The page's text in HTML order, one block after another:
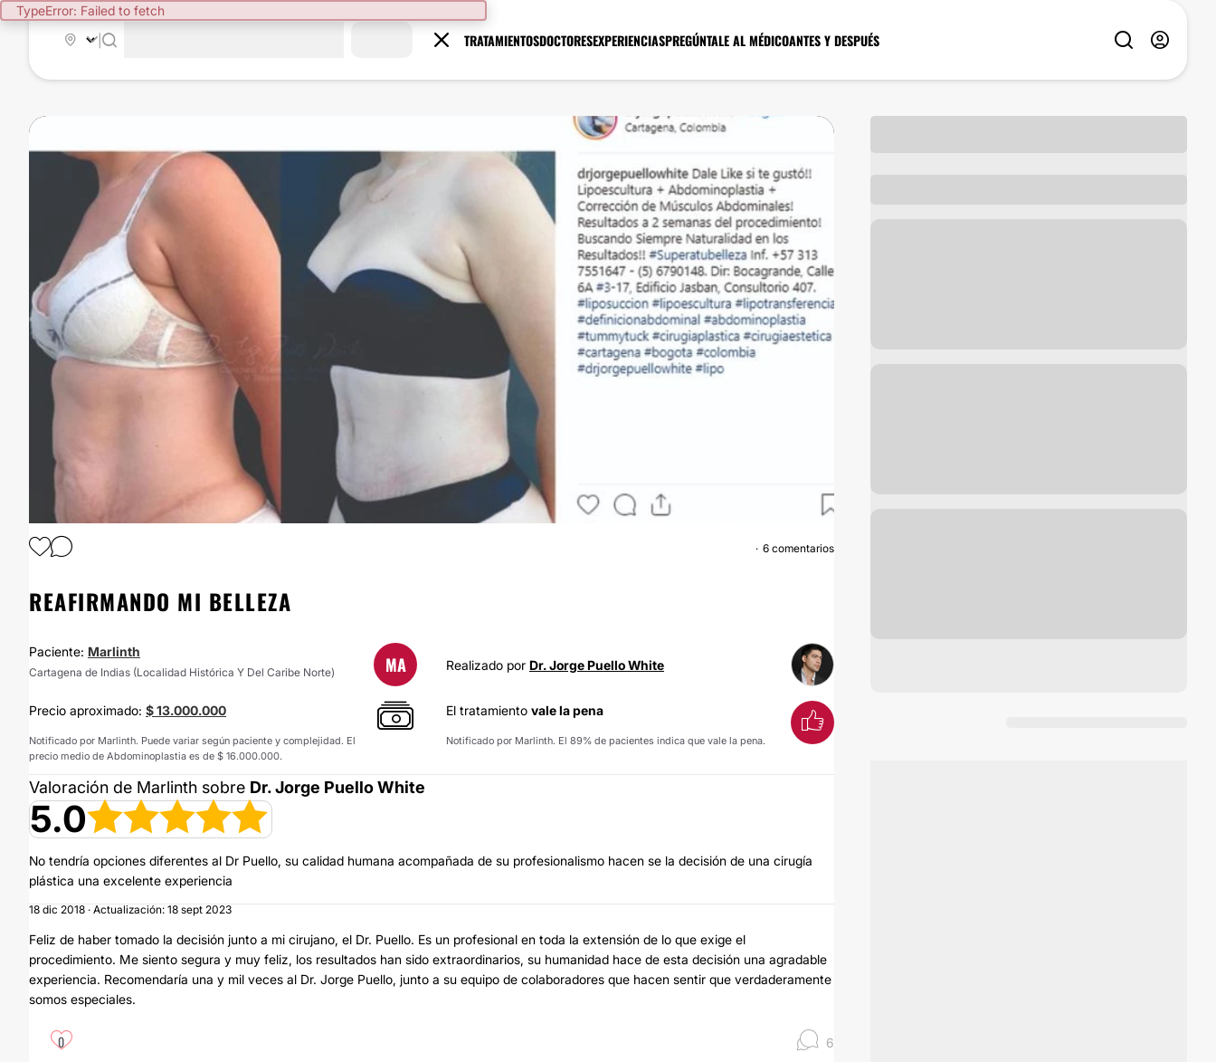
TypeError: Failed to fetch
TRATAMIENTOSDOCTORESEXPERIENCIASPREGÚNTALE AL MÉDICOANTES Y DESPUÉS
ABDOMINOPLASTIA
6 comentarios
REAFIRMANDO MI BELLEZA
Paciente: Marlinth
Cartagena de Indias (Localidad Histórica Y Del Caribe Norte) MA Realizado por Dr. Jorge Puello White
Precio aproximado: $ 13.000.000
Notificado por Marlinth. Puede variar según paciente y complejidad. El
precio medio de Abdominoplastia es de $ 16.000.000.
El tratamiento vale la pena
Notificado por Marlinth. El 89% de pacientes indica que vale la pena.
Valoración de Marlinth sobre Dr. Jorge Puello White
5.0
No tendría opciones diferentes al Dr Puello, su calidad humana acompañada de su profesionalismo hacen se la decisión de una cirugía
plástica una excelente experiencia
18 dic 2018 · Actualización: 18 sept 2023
Feliz de haber tomado la decisión junto a mi cirujano, el Dr. Puello. Es un profesional en toda la extensión de lo que exige el
procedimiento. Me siento segura y muy feliz, los resultados han sido extraordinarios, su humanidad hace de esta decisión una agradable
experiencia. Recomendaría una y mil veces al Dr. Jorge Puello, junto a su equipo de colaboradores que hacen sentir que verdaderamente
somos especiales.
0 6